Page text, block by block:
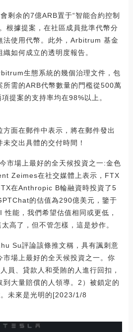
剩余的7億ARB置于“智能合約控制
根據提案，在社區成員批準代幣分
法使用代幣。此外，Arbitrum 基金
如何成立的透明度報告。
生態系統的幾個治理文件，包
所需的ARB代幣數量的門檻從500萬
提案的支持率均在98%以上。
面在郵件中表示，將在郵件發出
交出具體的交付時間！
市場上最好的全天候投資之一:金色
Zeimes在社交媒體上表示，FTX
在Anthropic B輪融資時投資了5
的估值為290億美元，鑒于
能，我們希望估值相同或更低，
高了，但不管怎樣，這是炒作。
Su評論該條推文稱，具有諷刺意
場上最好的全天候投資之一。你
員、貸款人和受賄的人進行回扣，
到大量賠償的人領導。2）被鎖定的
未來是光明的[2023/1/8